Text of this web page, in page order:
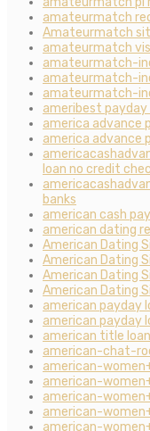
amateurmatch
Amateurmatch
amateurmatch
amateurmatch-
amateurmatch-
amateurmatch-
ameribest payday
america advance
america advance
loan no credit
banks
american cash
american dating
American Dating
American Dating
American Dating
American Dating
american payday
american payday
american title
american-chat-
american-
american-
american-
american-
american-